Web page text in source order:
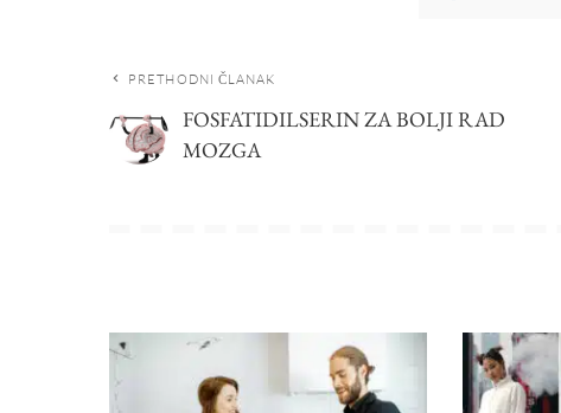
PRETHODNI ČLANAK
FOSFATIDILSERIN ZA BOLJI RAD
MOZGA